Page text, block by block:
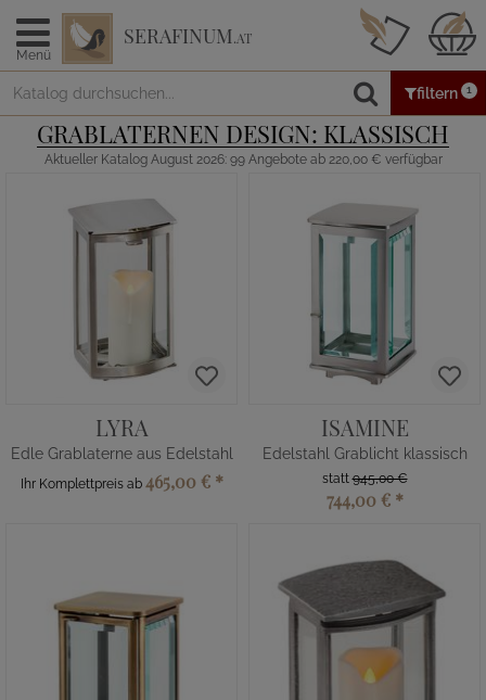
Menü
SERAFINUM.AT
filtern 1
GRABLATERNEN DESIGN: KLASSISCH
Aktueller Katalog August 2026: 99 Angebote ab 220,00 € verfügbar
LYRA
Edle Grablaterne aus Edelstahl
Ihr Komplettpreis ab 465,00 € *
ISAMINE
Edelstahl Grablicht klassisch
statt945,00 €
744,00 € *